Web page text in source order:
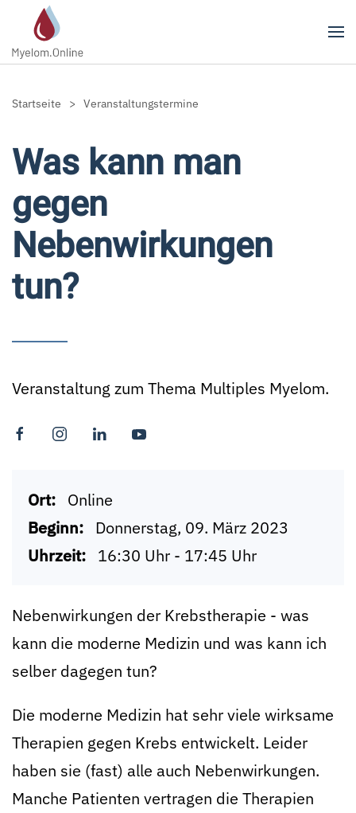
Zum Hauptinhalt springen
Startseite Veranstaltungstermine
Was kann man
gegen
Nebenwirkungen
tun?
Veranstaltung zum Thema Multiples Myelom.
Ort: Online
Beginn: Donnerstag, 09. März 2023
Uhrzeit: 16:30 Uhr - 17:45 Uhr
Nebenwirkungen der Krebstherapie - was
kann die moderne Medizin und was kann ich
selber dagegen tun?
Die moderne Medizin hat sehr viele wirksame
Therapien gegen Krebs entwickelt. Leider
haben sie (fast) alle auch Nebenwirkungen.
Manche Patienten vertragen die Therapien